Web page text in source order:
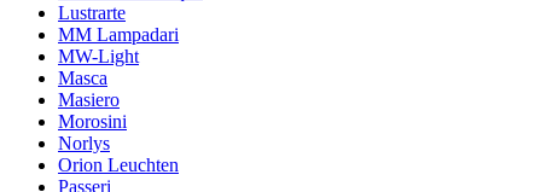
Lustrarte
MM Lampadari
MW-Light
Masca
Masiero
Morosini
Norlys
Orion Leuchten
Passeri